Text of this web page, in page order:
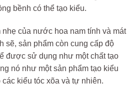
bềnh có thể tạo kiểu.
của nước hoa nam tính và mát
sẽ, sản phẩm còn cung cấp độ
được sử dụng như một chất tạo
nó như một sản phẩm tạo kiểu
kiểu tóc xõa và tự nhiên.